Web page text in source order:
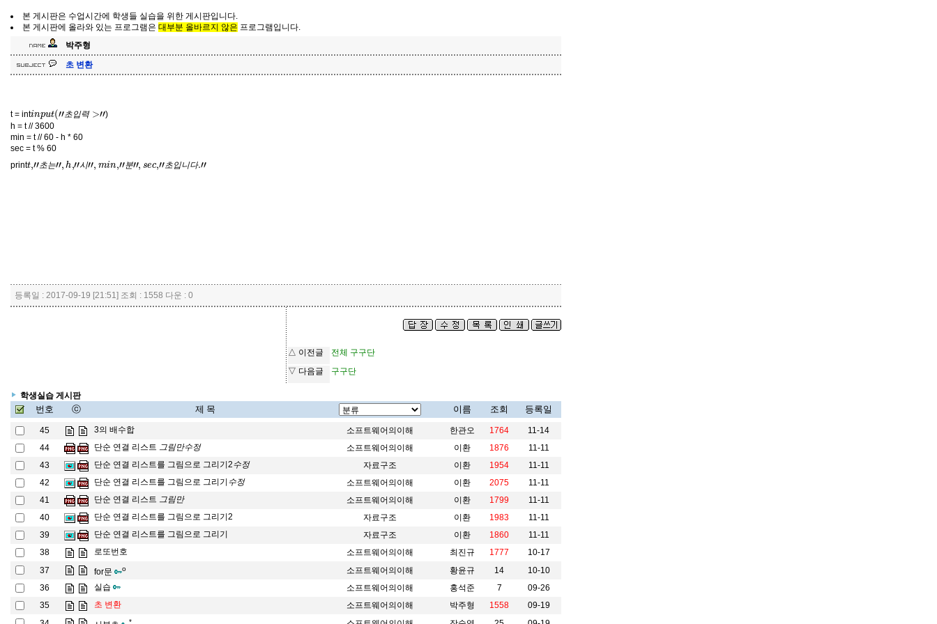
본 게시판은 수업시간에 학생들 실습을 위한 게시판입니다.
본 게시판에 올라와 있는 프로그램은 대부분 올바르지 않은 프로그램입니다.
박주형
초 변환
t = intin (" 초입력>
)
h = t // 3600
min = t // 60 - h * 60
sec = t % 60
print
초 는 시 분 초 입 니 다
t 초 는 h, , ," , s 입니다 .
등록일 : 2017-09-19 [21:51] 조회 : 1558 다운 : 0
△ 이전글
전체 구구단
▽ 다음글
구구단
학생실습 게시판
번호 ⓒ 제 목 이름 조회 등록일
45 3의 배수합 소프트웨어의이해 한관오 1764
11-14
44
단순 연결 리스트 림 만 수 정
소프트웨어의이해 이환 1876
11-11
43
단순 연결 리스트를 그림으로 그리기2 수 정
자료구조 이환 1954
11-11
42
단순 연결 리스트를 그림으로 그리기 수 정
소프트웨어의이해 이환 2075
11-11
41
단순 연결 리스트 림만
소프트웨어의이해 이환 1799
11-11
40
단순 연결 리스트를 그림으로 그리기2 자료구조 이환 1983
11-11
39
단순 연결 리스트를 그림으로 그리기 자료구조 이환 1860
11-11
38
로또번호 소프트웨어의이해 최진규 1777
10-17
37
for문 o 소프트웨어의이해 황윤규 14
10-10
36
실습 소프트웨어의이해 홍석준 7
09-26
35
초 변환 소프트웨어의이해 박주형 1558
09-19
*